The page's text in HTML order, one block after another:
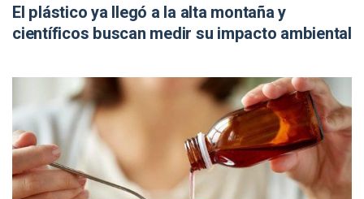
El plástico ya llegó a la alta montaña y
científicos buscan medir su impacto ambiental